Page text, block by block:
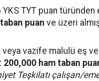
YKS TYT puan türünden
puan ve üzeri
veya vazife malulü eş
200,000 ham taban
Teşkilatı çalışan/